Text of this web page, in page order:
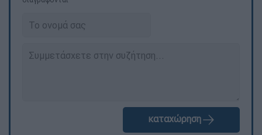
καταχώρηση